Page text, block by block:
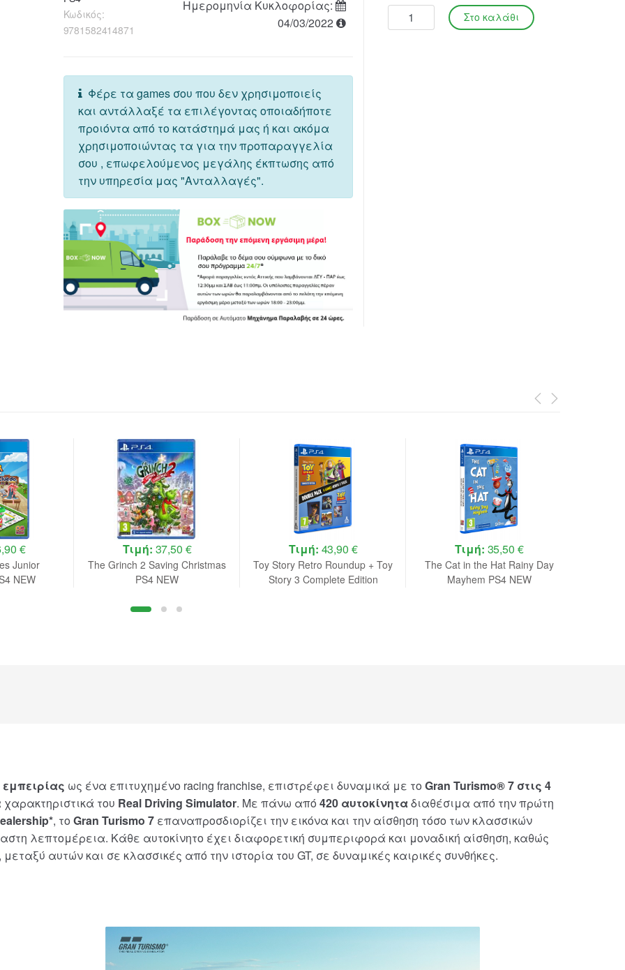
Κωδικός:
9781582414871
Ημερομηνία Κυκλοφορίας:
04/03/2022
Φέρε τα games σου που δεν χρησιμοποιείς
και αντάλλαξέ τα επιλέγοντας οποιαδήποτε
προιόντα από το κατάστημά μας ή και ακόμα
χρησιμοποιώντας τα για την προπαραγγελία
σου , επωφελούμενος μεγάλης έκπτωσης από
την υπηρεσία μας "Ανταλλαγές".
€
Junior
NEW
Τιμή: 37,50 €
The Grinch 2 Saving Christmas
PS4 NEW
Τιμή: 43,90 €
Toy Story Retro Roundup + Toy
Story 3 Complete Edition
Τιμή: 35,50 €
The Cat in the Hat Rainy Day
Mayhem PS4 NEW
ως ένα επιτυχημένο racing franchise, επιστρέφει δυναμικά με το Gran Turismo® 7 στις 4
του Real Driving Simulator. Με πάνω από 420 αυτοκίνηταδιαθέσιμα από την πρώτη
, το Gran Turismo 7επαναπροσδιορίζει την εικόνα και την αίσθηση τόσο των κλασσικών
λεπτομέρεια. Κάθε αυτοκίνητο έχει διαφορετική συμπεριφορά και μοναδική αίσθηση, καθώς
αυτών και σε κλασσικές από την ιστορία του GT, σε δυναμικές καιρικές συνθήκες.